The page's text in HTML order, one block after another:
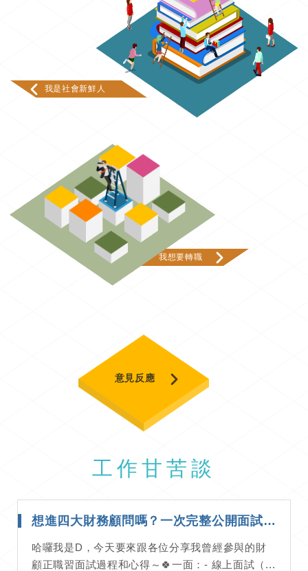
我是社會新鮮人
我想要轉職
意見反應
工作甘苦談
想進四大財務顧問嗎？一次完整公開面試詳細流程！｜面試經驗分享
哈囉我是D，今天要來跟各位分享我曾經參與的財
顧正職習面試過程和心得～🍀一面：- 線上面試（...